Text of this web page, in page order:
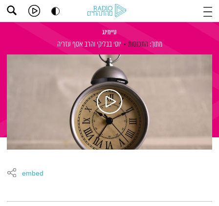
טיימינג
מתוך: התכנסות יוסי בבליקי והרב אסף עזריה
embed